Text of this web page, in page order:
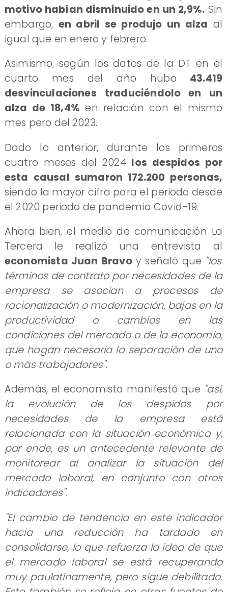
motivo habían disminuido en un 2,9%. Sin
embargo, en abril se produjo un alza al
igual que en enero y febrero.
Asimismo, según los datos de la DT en el
cuarto mes del año hubo 43.419
desvinculaciones
traduciéndolo en un
alza de 18,4% en relación con el mismo
mes pero del 2023.
Dado lo anterior, durante los primeros
cuatro meses del 2024 los despidos por
esta causal sumaron 172.200 personas,
siendo la mayor cifra para el periodo desde
el 2020 periodo de pandemia Covid-19.
Ahora bien, el medio de comunicación La
Tercera le realizó una entrevista al
economista Juan Bravoy señaló que "los
términos de contrato por necesidades de la
empresa se asocian a procesos de
racionalización o modernización, bajas en la
productividad o cambios en las
condiciones del mercado o de la economía,
que hagan necesaria la separación de uno
o más trabajadores".
Además, el economista manifestó que "así,
la evolución de los despidos por
necesidades de la empresa está
relacionada con la situación económica y,
por ende, es un antecedente relevante de
monitorear al analizar la situación del
mercado laboral, en conjunto con otros
indicadores".
"El cambio de tendencia en este indicador
hacia una reducción ha tardado en
consolidarse, lo que refuerza la idea de que
el mercado laboral se está recuperando
muy paulatinamente, pero sigue debilitado.